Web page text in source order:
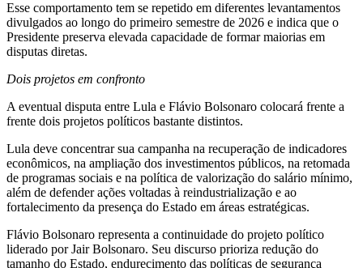
Esse comportamento tem se repetido em diferentes levantamentos
divulgados ao longo do primeiro semestre de 2026 e indica que o
Presidente preserva elevada capacidade de formar maiorias em
disputas diretas.
Dois projetos em confronto
A eventual disputa entre Lula e Flávio Bolsonaro colocará frente a
frente dois projetos políticos bastante distintos.
Lula deve concentrar sua campanha na recuperação de indicadores
econômicos, na ampliação dos investimentos públicos, na retomada
de programas sociais e na política de valorização do salário mínimo,
além de defender ações voltadas à reindustrialização e ao
fortalecimento da presença do Estado em áreas estratégicas.
Flávio Bolsonaro representa a continuidade do projeto político
liderado por Jair Bolsonaro. Seu discurso prioriza redução do
tamanho do Estado, endurecimento das políticas de segurança